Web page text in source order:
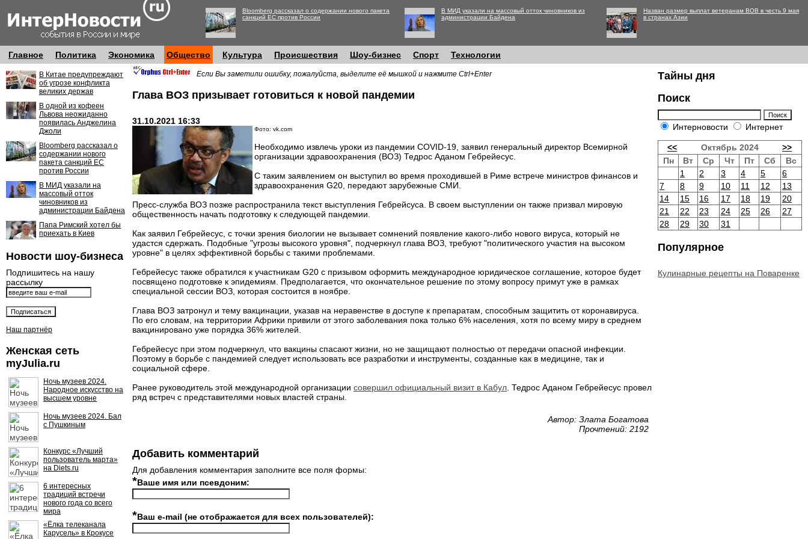
Bloomberg рассказал о содержании нового пакета
санкций ЕС против России
В МИД указали на массовый отток чиновников из
администрации Байдена
Назван размер выплат ветеранам ВОВ в честь 9 мая
в странах Азии
Главное Политика Экономика Общество Культура Происшествия Шоу-бизнес Спорт Технологии
В Китае предупреждают
об угрозе конфликта
великих держав
В одной из кофеен
Львова неожиданно
появилась Анджелина
Джоли
Bloomberg рассказал о
содержании нового
пакета санкций ЕС
против России
В МИД указали на
массовый отток
чиновников из
администрации Байдена
Папа Римский хотел бы
приехать в Киев
Новости шоу-бизнеса
Подпишитесь на нашу
рассылку
Наш партнёр
Женская сеть
myJulia.ru
Ночь музеев 2024.
Народное искусство на
высшем уровне
Ночь музеев 2024. Бал
с Пушкиным
Конкурс «Лучший
пользователь марта»
на Diets.ru
6 интересных
традиций встречи
нового года со всего
мира
«Ёлка телеканала
Карусель» в Крокусе
Если Вы заметили ошибку, пожалуйста, выделите её мышкой и нажмите Ctrl+Enter
Глава ВОЗ призывает готовиться к новой пандемии
31.10.2021 16:33
Фото: vk.com
Необходимо извлечь уроки из пандемии COVID-19, заявил генеральный директор Всемирной
организации здравоохранения (ВОЗ) Тедрос Аданом Гебрейесус.
С таким заявлением он выступил во время проходившей в Риме встрече министров финансов и
здравоохранения G20, передают зарубежные СМИ.
Пресс-служба ВОЗ позже распространила текст выступления Гебрейсуса. В своем выступлении он также призвал мировую
общественность начать подготовку к следующей пандемии.
Как заявил Гебрейесус, с точки зрения биологии не вызывает сомнений появление какого-либо нового вируса, который не
удастся сдержать. Подобные "угрозы высокого уровня", подчеркнул глава ВОЗ, требуют "политического участия на высоком
уровне" в целях эффективной борьбы с такими проблемами.
Гебрейесус также обратился к участникам G20 с призывом оформить международное юридическое соглашение, которое будет
посвящено подготовке к эпидемиям. Предполагается, что окончательное решение по этому вопросу примут уже в рамках
специальной сессии ВОЗ, которая состоится в ноябре.
Глава ВОЗ затронул и тему вакцинации, указав на неравенстве в доступе к препаратам, способным защитить от коронавируса.
По его словам, на территории Африки привили от этого заболевания пока только 6% населения, хотя по всему миру в среднем
вакцинировано уже порядка 36% жителей.
Гебрейесус при этом подчеркнул, что вакцины спасают жизни, но не защищают полностью от передачи опасной инфекции.
Поэтому в борьбе с пандемией следует использовать все разработки и инструменты, созданные как в медицине, так и
социальной сфере.
Ранее руководитель этой международной организации совершил официальный визит в Кабул . Тедрос Аданом Гебрейесус провел
ряд встреч с представителями новых властей страны.
Автор: Злата Богатова
Прочтений: 2192
Добавить комментарий
Для добавления комментария заполните все поля формы:
*Ваше имя или псевдоним:
*Ваш e-mail (не отображается для всех пользователей):
Тайны дня
Поиск
Интерновости Интернет
<< Октябрь 2024
>>
Пн
Вт Ср Чт Пт Сб
Вс
1
2 3 4 5
6
7
8 9 10 11 12
13
14
15 16 17 18 19
20
21
22 23 24 25 26
27
28
29 30 31
Популярное
Кулинарные рецепты на Поваренке